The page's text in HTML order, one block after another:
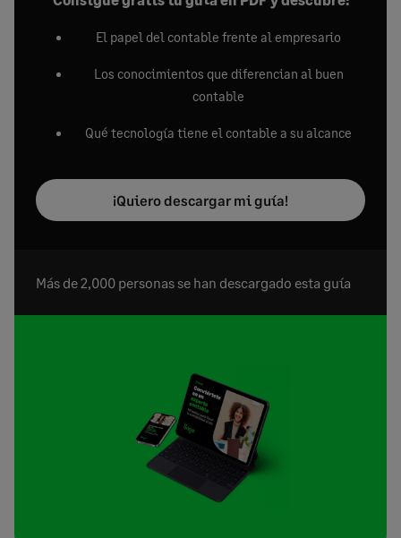
El papel del contable frente al empresario
Los conocimientos que diferencian al buen
contable
Qué tecnología tiene el contable a su alcance
¡Quiero descargar mi guía!
Más de 2,000 personas se han descargado esta guía